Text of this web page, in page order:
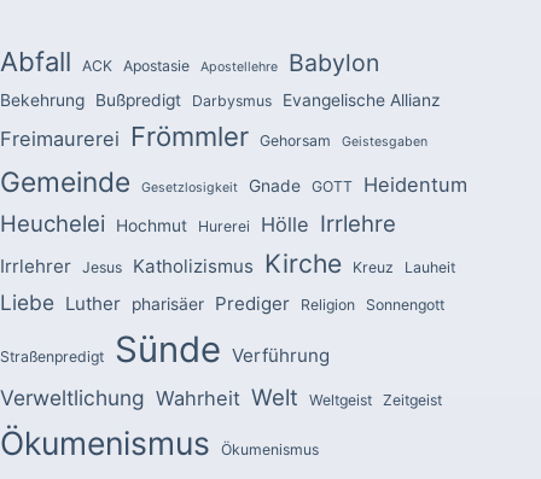
Abfall ACK Apostasie Apostellehre Babylon
Bekehrung Bußpredigt Darbysmus Evangelische Allianz
Freimaurerei Frömmler Gehorsam Geistesgaben
Gemeinde Gesetzlosigkeit Gnade GOTT Heidentum
Heuchelei Hochmut Hurerei Hölle Irrlehre
Irrlehrer Jesus Katholizismus Kirche Kreuz Lauheit
Liebe Luther pharisäer Prediger Religion Sonnengott
Straßenpredigt Sünde Verführung
Verweltlichung Wahrheit Welt Weltgeist Zeitgeist
Ökumenismus Ökumenismus